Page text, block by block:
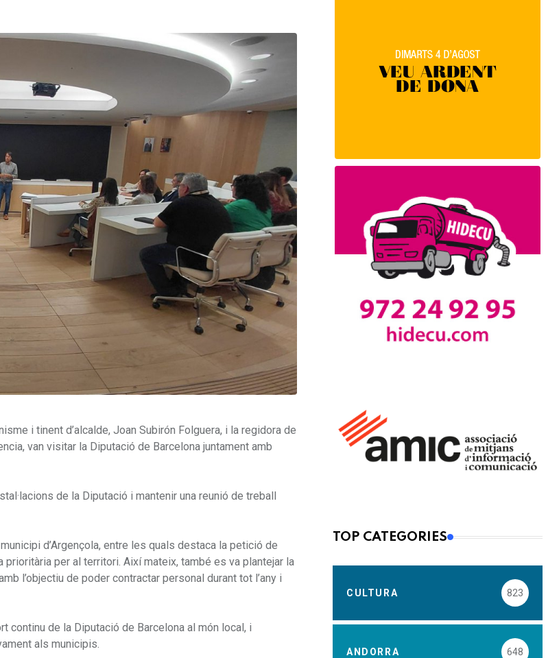
i tinent d’alcalde, Joan Subirón Folguera, i la regidora de
van visitar la Diputació de Barcelona juntament amb
de la Diputació i mantenir una reunió de treball
d’Argençola, entre les quals destaca la petició de
prioritària per al territori. Així mateix, també es va plantejar la
l’objectiu de poder contractar personal durant tot l’any i
continu de la Diputació de Barcelona al món local, i
als municipis.
TOP CATEGORIES
CULTURA 823
ANDORRA 648